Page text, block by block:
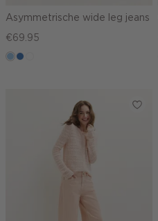
Asymmetrische wide leg jeans
€69.95
blauw,
blauw,